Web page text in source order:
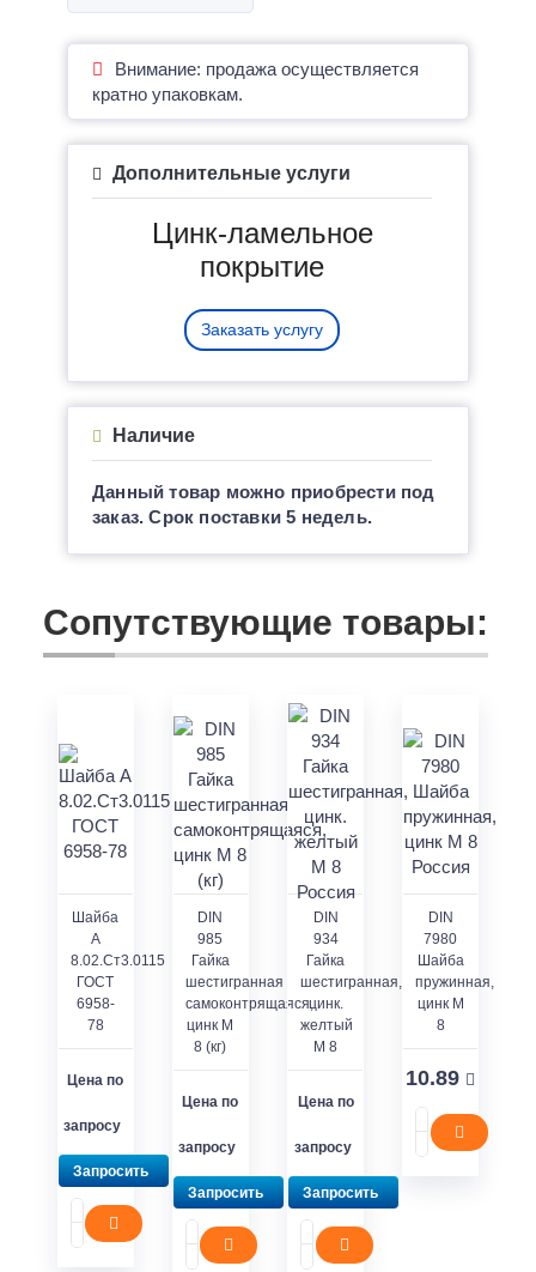
Внимание: продажа осуществляется
кратно упаковкам.
Дополнительные услуги
Цинк-ламельное
покрытие
Заказать услугу
Наличие
Данный товар можно приобрести под
заказ. Срок поставки 5 недель.
Сопутствующие товары:
Шайба
A
8.02.Ст3.0115
ГОСТ
6958-
78
Цена по
запросу
Запросить
DIN
985
Гайка
шестигранная
самоконтрящаяся,
цинк M
8 (кг)
Цена по
запросу
Запросить
DIN
934
Гайка
шестигранная,
цинк.
желтый
M 8
Цена по
запросу
Запросить
DIN
7980
Шайба
пружинная,
цинк M
8
10.89